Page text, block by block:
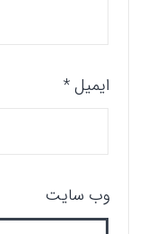
ایمیل*
وب‌ سایت